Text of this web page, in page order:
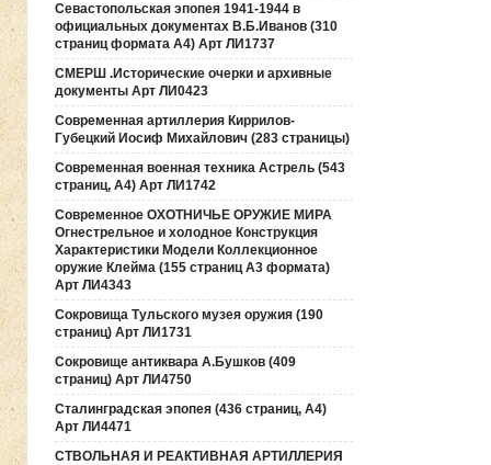
Севастопольская эпопея 1941-1944 в
официальных документах В.Б.Иванов (310
страниц формата А4) Арт ЛИ1737
СМЕРШ .Исторические очерки и архивные
документы Арт ЛИ0423
Современная артиллерия Киррилов-
Губецкий Иосиф Михайлович (283 страницы)
Современная военная техника Астрель (543
страниц, А4) Арт ЛИ1742
Современное ОХОТНИЧЬЕ ОРУЖИЕ МИРА
Огнестрельное и холодное Конструкция
Характеристики Модели Коллекционное
оружие Клейма (155 страниц А3 формата)
Арт ЛИ4343
Сокровища Тульского музея оружия (190
cтраниц) Арт ЛИ1731
Сокровище антиквара А.Бушков (409
страниц) Арт ЛИ4750
Сталинградская эпопея (436 страниц, А4)
Арт ЛИ4471
СТВОЛЬНАЯ И РЕАКТИВНАЯ АРТИЛЛЕРИЯ